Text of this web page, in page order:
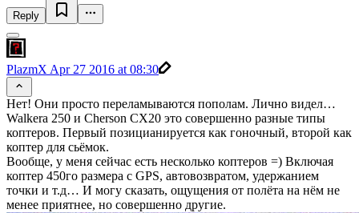
Reply
PlazmX Apr 27 2016 at 08:30
Нет! Они просто переламываются пополам. Лично видел…
Walkera 250 и Cherson CX20 это совершенно разные типы
коптеров. Первый позицианируется как гоночный, второй как
коптер для сьёмок.
Вообще, у меня сейчас есть несколько коптеров =) Включая
коптер 450го размера с GPS, автовозвратом, удержанием
точки и т.д… И могу сказать, ощущения от полёта на нём не
менее приятнее, но совершенно другие.